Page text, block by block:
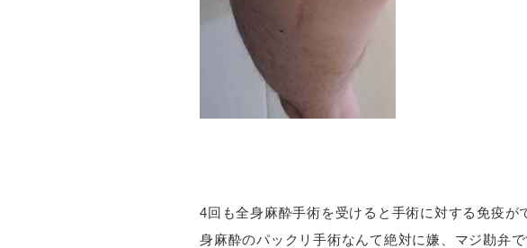
4回も全身麻酔手術を受けると手術に対する免疫
身麻酔のパックリ手術なんて絶対に嫌、マジ勘弁で